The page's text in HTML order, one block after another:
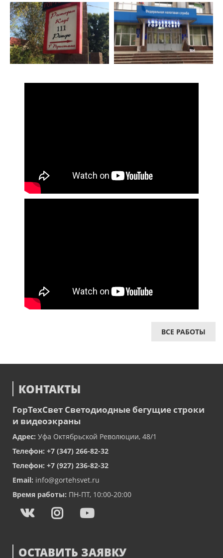
ВСЕ РАБОТЫ
КОНТАКТЫ
ГорТехСвет Светодиодные бегущие строки
и видеоэкраны
Адрес: Уфа Октябрьской Революции, 48/1
Телефон: +7 (347) 266-82-32
Телефон: +7 (927) 236-82-32
Email: info@gortehsvet.ru
Время работы: ПН-ПТ, 10:00-20:00
ОСТАВИТЬ ЗАЯВКУ